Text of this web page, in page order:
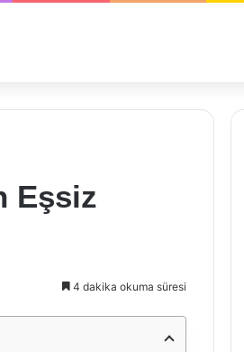
Eşsiz
4 dakika okuma süresi